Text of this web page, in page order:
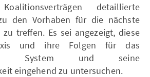
detaillierte
den Vorhaben für die nächste
treffen. Es sei angezeigt, diese
und ihre Folgen für das
System und seine
eingehend zu untersuchen.